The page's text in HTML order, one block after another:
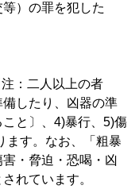
）の罪を犯した
：二人以上の者
したり、凶器の準
と〕、4)暴行、5)傷
す。なお、「粗暴
・脅迫・恐喝・凶
れています。